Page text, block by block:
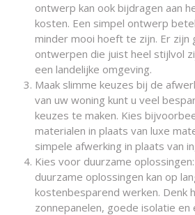
ontwerp kan ook bijdragen aan
kosten. Een simpel ontwerp
minder mooi hoeft te zijn. Er zijn
ontwerpen die juist heel stijlvol
een landelijke omgeving.
Maak slimme keuzes bij de
van uw woning kunt u veel
keuzes te maken. Kies
materialen in plaats van luxe
simpele afwerking in plaats van
Kies voor duurzame
duurzame oplossingen kan op
kostenbesparend werken. Denk
zonnepanelen, goede isolatie en